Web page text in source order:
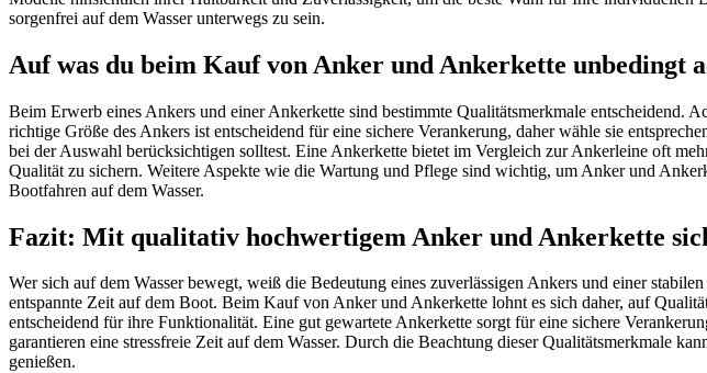
sorgenfrei auf dem Wasser unterwegs zu sein.
Auf was du beim Kauf von Anker und Ankerkette unbedingt
Beim Erwerb eines Ankers und einer Ankerkette sind bestimmte Qualitätsmerkmale entscheidend.
richtige Größe des Ankers ist entscheidend für eine sichere Verankerung, daher wähle sie
bei der Auswahl berücksichtigen solltest. Eine Ankerkette bietet im Vergleich zur Ankerleine oft
Qualität zu sichern. Weitere Aspekte wie die Wartung und Pflege sind wichtig, um Anker und
Bootfahren auf dem Wasser.
Fazit: Mit qualitativ hochwertigem Anker und Ankerkette
Wer sich auf dem Wasser bewegt, weiß die Bedeutung eines zuverlässigen Ankers und einer
entspannte Zeit auf dem Boot. Beim Kauf von Anker und Ankerkette lohnt es sich daher, auf
entscheidend für ihre Funktionalität. Eine gut gewartete Ankerkette sorgt für eine sichere
garantieren eine stressfreie Zeit auf dem Wasser. Durch die Beachtung dieser Qualitätsmerkmale
genießen.